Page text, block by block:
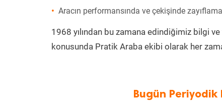
Aracın performansında ve çekişinde
1968 yılından bu zamana edindiğimiz bilgi
konusunda Pratik Araba ekibi olarak her
Bugün Periyodik